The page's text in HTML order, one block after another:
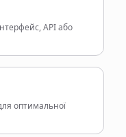
API або
оптимальної